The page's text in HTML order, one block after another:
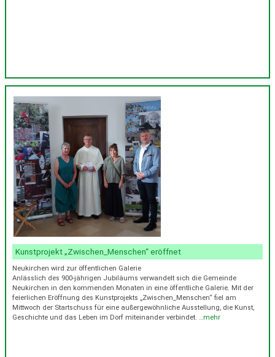
Kunstprojekt „Zwischen_Menschen“ eröffnet
Neukirchen wird zur öffentlichen Galerie
Anlässlich des 900-jährigen Jubiläums verwandelt sich die Gemeinde
Neukirchen in den kommenden Monaten in eine öffentliche Galerie. Mit der
feierlichen Eröffnung des Kunstprojekts „Zwischen_Menschen“ fiel am
Mittwoch der Startschuss für eine außergewöhnliche Ausstellung, die Kunst,
Geschichte und das Leben im Dorf miteinander verbindet. …mehr